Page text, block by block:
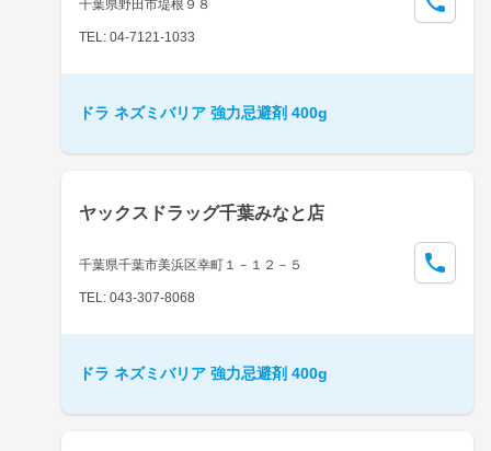
千葉県野田市堤根９８
TEL: 04-7121-1033
ドラ ネズミバリア 強力忌避剤 400g
ヤックスドラッグ千葉みなと店
千葉県千葉市美浜区幸町１－１２－５
TEL: 043-307-8068
ドラ ネズミバリア 強力忌避剤 400g